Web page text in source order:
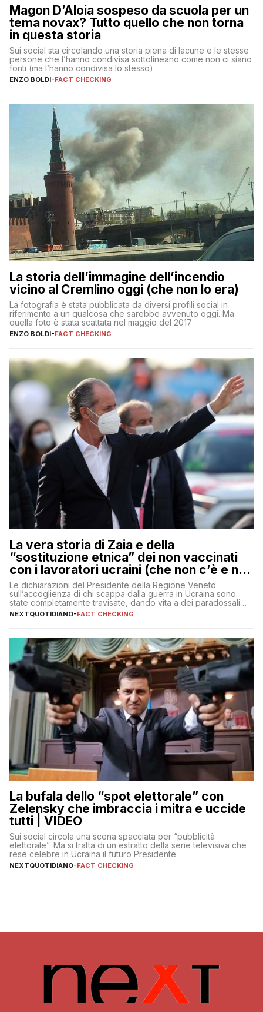
Magon D’Aloia sospeso da scuola per un
tema novax? Tutto quello che non torna
in questa storia
Sui social sta circolando una storia piena di lacune e le stesse
persone che l’hanno condivisa sottolineano come non ci siano
fonti (ma l’hanno condivisa lo stesso)
ENZO BOLDI-FACT CHECKING
La storia dell’immagine dell’incendio
vicino al Cremlino oggi (che non lo era)
La fotografia è stata pubblicata da diversi profili social in
riferimento a un qualcosa che sarebbe avvenuto oggi. Ma
quella foto è stata scattata nel maggio del 2017
ENZO BOLDI-FACT CHECKING
La vera storia di Zaia e della
“sostituzione etnica” dei non vaccinati
con i lavoratori ucraini (che non c’è e non
ci sarà)
Le dichiarazioni del Presidente della Regione Veneto
sull’accoglienza di chi scappa dalla guerra in Ucraina sono
state completamente travisate, dando vita a dei paradossali
falsi che girano sui social
NEXTQUOTIDIANO-FACT CHECKING
La bufala dello “spot elettorale” con
Zelensky che imbraccia i mitra e uccide
tutti | VIDEO
Sui social circola una scena spacciata per “pubblicità
elettorale”. Ma si tratta di un estratto della serie televisiva che
rese celebre in Ucraina il futuro Presidente
NEXTQUOTIDIANO-FACT CHECKING